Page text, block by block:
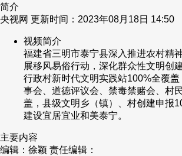
人民领袖习近平 联播+ 热解读
视频 小央视频
现场 前线 比划 快看 蓝海中
体育 直播 竞猜 2026年世界杯
VIP会员 CCTV奥林匹克频道
财经 教育
简介
央视网 更新时间：2023年08月18日 14:50
视频简介
福建省三明市泰宁县深入推进农村精
展移风易俗行动，深化群众性文明创
行政村新时代文明实践站100%全覆盖
事会、道德评议会、禁毒禁赌会、村
盖，县级文明乡（镇）、村创建申报
建设宜居宜业和美泰宁。
主要内容
编辑：徐颖 责任编辑：